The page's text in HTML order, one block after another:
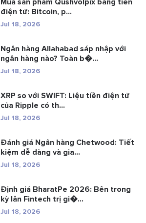
điện tử: Bitcoin, p...
Jul 18, 2026
Ngân hàng Allahabad sáp nhập với
ngân hàng nào? Toàn b�...
Jul 18, 2026
XRP so với SWIFT: Liệu tiền điện tử
của Ripple có th...
Jul 18, 2026
Đánh giá Ngân hàng Chetwood: Tiết
kiệm dễ dàng và gia...
Jul 18, 2026
Định giá BharatPe 2026: Bên trong
kỳ lân Fintech trị gi�...
Jul 18, 2026